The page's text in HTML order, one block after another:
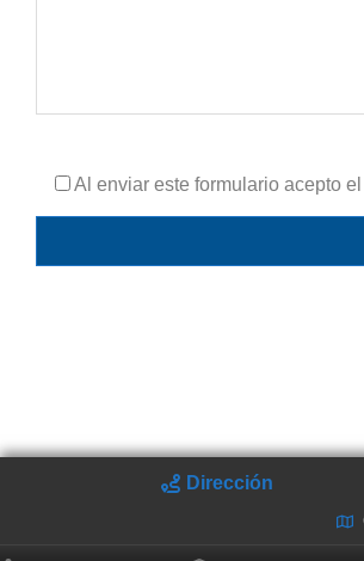
Al enviar este formulario acepto
Dirección